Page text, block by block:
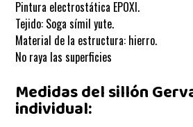
Pintura electrostática EPOXI.
Tejido: Soga símil yute.
Material de la estructura: hierro.
No raya las superficies
Medidas del sillón
individual: